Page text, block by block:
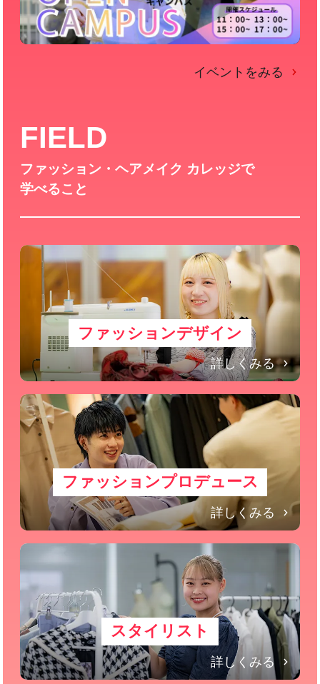
イベントをみる
FIELD
ファッション・ヘアメイク カレッジで
学べること
ファッションデザイン
詳しくみる
ファッションプロデュース
詳しくみる
スタイリスト
詳しくみる